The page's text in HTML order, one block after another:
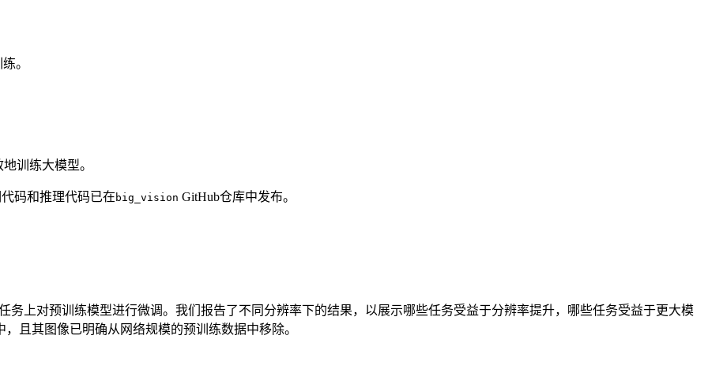
。
训练大模型。
码和推理代码已在 big_vision GitHub仓库中发布。
务上对预训练模型进行微调。我们报告了不同分辨率下的结果，以展示哪些任务受益于分辨率提升，哪些任务受益于更大模
且其图像已明确从网络规模的预训练数据中移除。